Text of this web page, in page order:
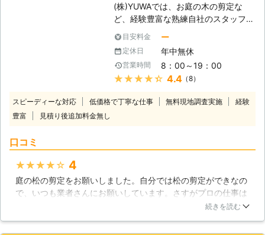
げさせて頂きます。庭木の剪定も対応
しておりますので、ご相談下されば喜
んでお力になります。らくだ暮らしの
サービスはお客様の為に努力を惜しま
ず、全力で業務を行います！いつでも
ご相談下さい！
(株)YUWAでは、お庭の木の剪定な
ど、経験豊富な熟練自社のスタッフが
迅速・丁寧な作業をいたします。
出会うお客様すべてに「ありがとう」
と言って頂けるサービスを低価格でお
届けしております。東京・千葉・埼玉
を中心に、草刈りをお考えの方は、ぜ
サービス内容】 作業内容は草刈りの
い。 作業品質にも自信あり！年間管
理など、毎年リピートしてくださるお
客様も多数いらっしゃいますので、ご
目安料金 ー
定休日 年中無休
営業時間 8：00～19：00
★★★★★ 4.4（8）
スピーディーな対応 低価格で丁寧な仕事 無料現地調査実施
経験
豊富
見積り後追加料金無し
口コミ
★★★★★ 4
庭の松の剪定をお願いしました。自分では松の剪定ができなの
で、いつも業者さんにお願いしています。さすがプロの仕事は
丁寧で、見事できれいな松に仕上がりました。それほど高い料
続きを読む